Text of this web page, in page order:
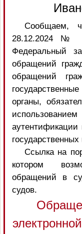
Сообщаем,
28.12.2024 №
Федеральный
обращений
обращений
органы,
Ссылка на
котором
обращений в
судов.